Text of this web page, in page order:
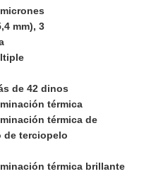
mm), 3
de 42 dinos
térmica
térmica de
de terciopelo
térmica brillante